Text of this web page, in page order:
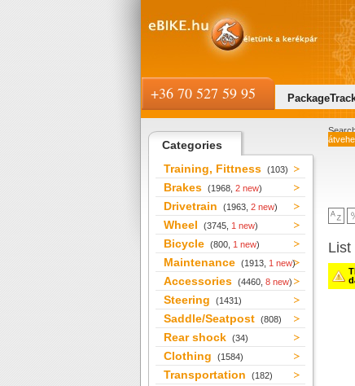
Categories
Training, Fittness (103)
Brakes (1968, 2 new)
Drivetrain (1963, 2 new)
Wheel (3745, 1 new)
Bicycle (800, 1 new)
Maintenance (1913, 1 new)
Accessories (4460, 8 new)
Steering (1431)
Saddle/Seatpost (808)
Rear shock (34)
Clothing (1584)
Transportation (182)
List
+36 70 527 59 95